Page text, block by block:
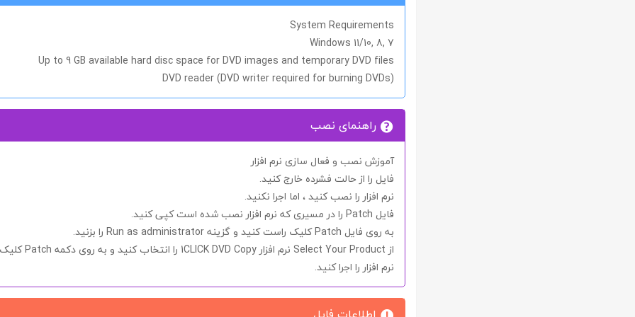
System Requirements
Windows 11/10, 8, 7
Up to 9 GB available hard disc space for DVD images and temporary DVD files
DVD reader (DVD writer required for burning DVDs)
راهنمای نصب
آموزش نصب و فعال سازی نرم افزار
فایل را از حالت فشرده خارج کنید.
نرم افزار را نصب کنید ، اما اجرا نکنید.
فایل Patch را در مسیری که نرم افزار نصب شده است کپی کنید.
به روی فایل Patchکلیک راست کنید و گزینهRun as administrator را بزنید.
از Select Your Product نرم افزار 1CLICK DVD Copy را انتخاب کنید و به روی دکمه Patch
نرم افزار را اجرا کنید.